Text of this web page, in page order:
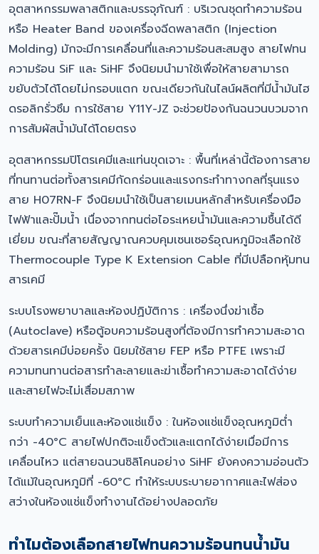
อุตสาหกรรมพลาสติกและบรรจุภัณฑ์ : บริเวณชุดทำความร้อน
หรือ Heater Band ของเครื่องฉีดพลาสติก (Injection
Molding) มักจะมีการเคลื่อนที่และความร้อนสะสมสูง สายไฟทน
ความร้อน SiF และ SiHF จึงนิยมนำมาใช้เพื่อให้สายสามารถ
ขยับตัวได้โดยไม่กรอบแตก ขณะเดียวกันในไลน์ผลิตที่มีน้ำมันไฮ
ดรอลิกรั่วซึม การใช้สาย Y11Y-JZ จะช่วยป้องกันฉนวนบวมจาก
การสัมผัสน้ำมันได้โดยตรง
อุตสาหกรรมปิโตรเคมีและแท่นขุดเจาะ : พื้นที่เหล่านี้ต้องการสาย
ที่ทนทานต่อทั้งสารเคมีกัดกร่อนและแรงกระทำทางกลที่รุนแรง
สาย H07RN-F จึงนิยมนำใช้เป็นสายเมนหลักสำหรับเครื่องมือ
ไฟฟ้าและปั๊มน้ำ เนื่องจากทนต่อไอระเหยน้ำมันและความชื้นได้ดี
เยี่ยม ขณะที่สายสัญญาณควบคุมเซนเซอร์อุณหภูมิจะเลือกใช้
Thermocouple Type K Extension Cable ที่มีเปลือกหุ้มทน
สารเคมี
ระบบโรงพยาบาลและห้องปฏิบัติการ : เครื่องนึ่งฆ่าเชื้อ
(Autoclave) หรือตู้อบความร้อนสูงที่ต้องมีการทำความสะอาด
ด้วยสารเคมีบ่อยครั้ง นิยมใช้สาย FEP หรือ PTFE เพราะมี
ความทนทานต่อสารทำละลายและฆ่าเชื้อทำความสะอาดได้ง่าย
และสายไฟจะไม่เสื่อมสภาพ
ระบบทำความเย็นและห้องแช่แข็ง : ในห้องแช่แข็งอุณหภูมิต่ำ
กว่า -40°C สายไฟปกติจะแข็งตัวและแตกได้ง่ายเมื่อมีการ
เคลื่อนไหว แต่สายฉนวนซิลิโคนอย่าง SiHF ยังคงความอ่อนตัว
ได้แม้ในอุณหภูมิที่ -60°C ทำให้ระบบระบายอากาศและไฟส่อง
สว่างในห้องแช่แข็งทำงานได้อย่างปลอดภัย
ทำไมต้องเลือกสายไฟทนความร้อนทนน้ำมัน